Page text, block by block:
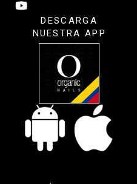
DESCARGA
NUESTRA APP